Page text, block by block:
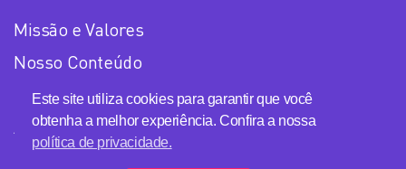
Este site utiliza cookies para garantir que você
obtenha a melhor experiência. Confira a nossa
política de privacidade.
Missão e Valores
Nosso Conteúdo
Equipe
Anuncie no Plena Mulher